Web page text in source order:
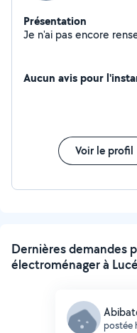
Présentation
Aucun avis pour
Voir le profil
Dernières demandes
électroménager à
postée